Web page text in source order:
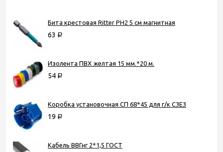
Бита крестовая Ritter PH2 5 см магнитная
63 Р
Изолента ПВХ желтая 15 мм.*20 м.
54 Р
Коробка установочная СП 68*45 для г/к С3Е3
19 Р
Кабель ВВГнг 2*1,5 ГОСТ